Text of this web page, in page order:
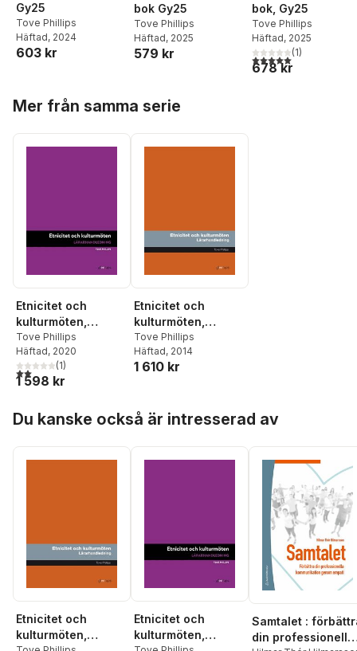
Gy25
Tove Phillips
Häftad, 2024
603 kr
bok Gy25
Tove Phillips
Häftad, 2025
579 kr
bok, Gy25
Tove Phillips
Häftad, 2025
5,0utav 5 stjärnor.
(1)
678 kr
Mer från samma serie
Etnicitet och
kulturmöten,
lärarhandledning
Tove Phillips
Häftad, 2020
2,0utav 5 stjärnor. Totalt antal röster:
(1)
1 598 kr
Etnicitet och
kulturmöten,
lärarhandledning
Tove Phillips
Häftad, 2014
1 610 kr
Du kanske också är intresserad av
Etnicitet och
kulturmöten,
Etnicitet och
kulturmöten,
Samtalet :
din professionella